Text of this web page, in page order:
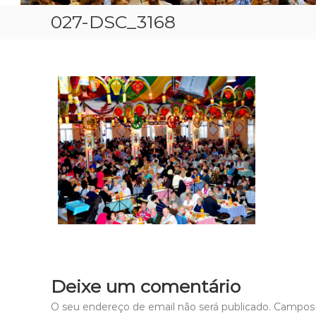
027-DSC_3168
Deixe um comentário
O seu endereço de email não será publicado.